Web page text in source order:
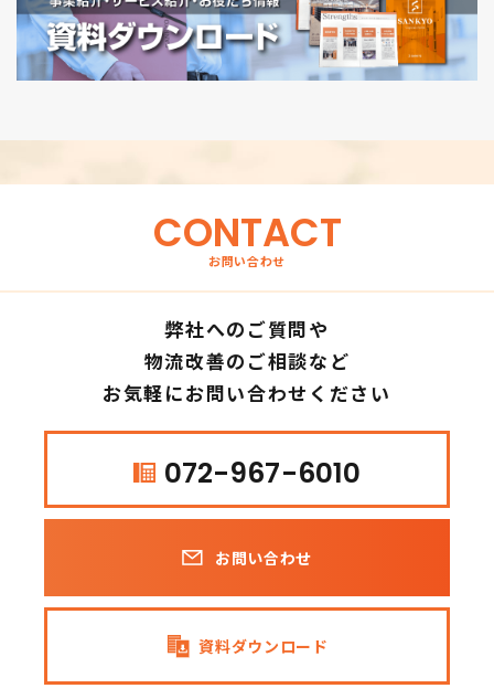
CONTACT
お問い合わせ
弊社へのご質問や
物流改善のご相談など
お気軽にお問い合わせください
072-967-6010
お問い合わせ
資料ダウンロード